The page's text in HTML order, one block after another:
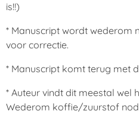
is!!)
* Manuscript wordt wederom
voor correctie.
* Manuscript komt terug met
* Auteur vindt dit meestal wel
Wederom koffie/zuurstof